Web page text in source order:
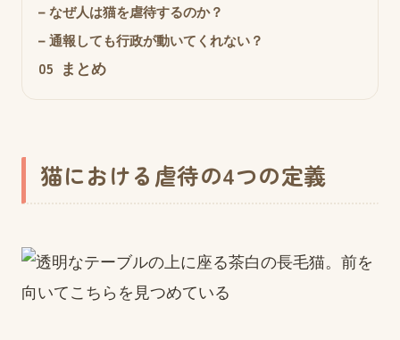
– なぜ人は猫を虐待するのか？
– 通報しても行政が動いてくれない？
05 まとめ
猫における虐待の4つの定義